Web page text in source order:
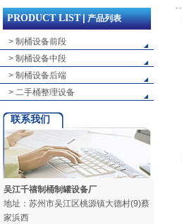
PRODUCT LIST | 产品列表
> 制桶设备前段
> 制桶设备中段
> 制桶设备后端
> 二手桶整理设备
联系我们
吴江千禧制桶制罐设备厂
地址：苏州市吴江区桃源镇大德村(9)蔡
家浜西